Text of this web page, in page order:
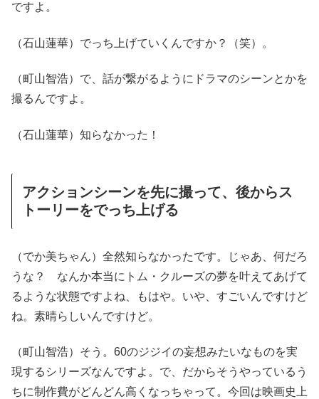
ですよ。
（石山蓮華）でっち上げていくんですか？（笑）。
（町山智浩）で、話が繋がるようにドラマのシーンとかを
撮るんですよ。
（石山蓮華）知らなかった！
アクションシーンを先に撮って、後からス
トーリーをでっち上げる
（でか美ちゃん）全然知らなかったです。じゃあ、何だろ
うな？ なんか本当にトム・クルーズの夢を叶えてあげて
るような状態ですよね、もはや。いや、すごいんですけど
ね。素晴らしいんですけど。
（町山智浩）そう。60のジジイの妄想みたいなものを実
現するシリーズなんですよ。で、だからそうやっているう
ちに制作費がどんどん高くなっちゃって。今回は映画史上